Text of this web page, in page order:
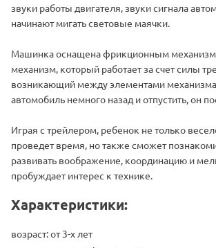
звуки работы двигателя, звуки сигнала
начинают мигать световые маячки.
Машинка оснащена фрикционным
механизм, который работает за счет силы
возникающий между элементами механизма.
автомобиль немного назад и отпустить, он
Играя с трейлером, ребенок не только
проведет время, но также сможет
развивать воображение, координацию и
пробуждает интерес к технике.
Характеристики:
возраст: от 3-х лет